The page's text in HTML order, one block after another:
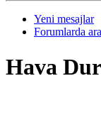
Yeni mesajlar
Forumlarda ara
Hava